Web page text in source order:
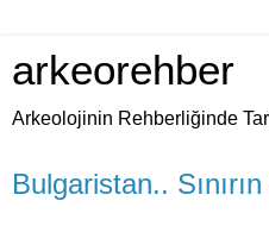
arkeorehber
Arkeolojinin Rehberliğinde
Bulgaristan..